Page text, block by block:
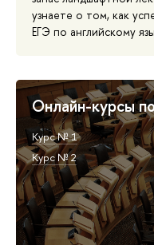
узнаете о том, как
ЕГЭ по английскому
Онлайн-курсы
Курс № 1
Курс № 2